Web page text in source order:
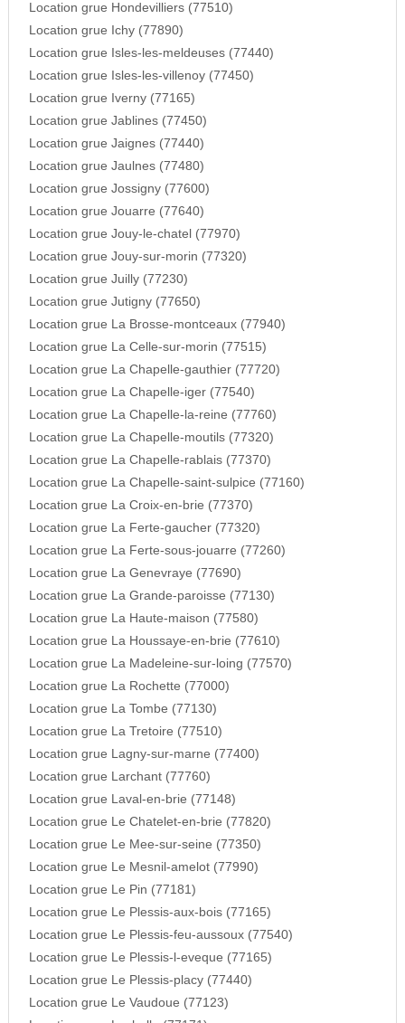
Location grue Hondevilliers (77510)
Location grue Ichy (77890)
Location grue Isles-les-meldeuses (77440)
Location grue Isles-les-villenoy (77450)
Location grue Iverny (77165)
Location grue Jablines (77450)
Location grue Jaignes (77440)
Location grue Jaulnes (77480)
Location grue Jossigny (77600)
Location grue Jouarre (77640)
Location grue Jouy-le-chatel (77970)
Location grue Jouy-sur-morin (77320)
Location grue Juilly (77230)
Location grue Jutigny (77650)
Location grue La Brosse-montceaux (77940)
Location grue La Celle-sur-morin (77515)
Location grue La Chapelle-gauthier (77720)
Location grue La Chapelle-iger (77540)
Location grue La Chapelle-la-reine (77760)
Location grue La Chapelle-moutils (77320)
Location grue La Chapelle-rablais (77370)
Location grue La Chapelle-saint-sulpice (77160)
Location grue La Croix-en-brie (77370)
Location grue La Ferte-gaucher (77320)
Location grue La Ferte-sous-jouarre (77260)
Location grue La Genevraye (77690)
Location grue La Grande-paroisse (77130)
Location grue La Haute-maison (77580)
Location grue La Houssaye-en-brie (77610)
Location grue La Madeleine-sur-loing (77570)
Location grue La Rochette (77000)
Location grue La Tombe (77130)
Location grue La Tretoire (77510)
Location grue Lagny-sur-marne (77400)
Location grue Larchant (77760)
Location grue Laval-en-brie (77148)
Location grue Le Chatelet-en-brie (77820)
Location grue Le Mee-sur-seine (77350)
Location grue Le Mesnil-amelot (77990)
Location grue Le Pin (77181)
Location grue Le Plessis-aux-bois (77165)
Location grue Le Plessis-feu-aussoux (77540)
Location grue Le Plessis-l-eveque (77165)
Location grue Le Plessis-placy (77440)
Location grue Le Vaudoue (77123)